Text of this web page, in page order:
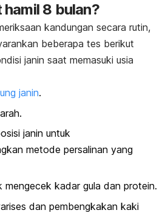
8 bulan?
kandungan secara rutin,
beberapa tes berikut
janin saat memasuki usia
janin.
janin untuk
metode persalinan yang
mengecek kadar gula dan protein.
dan pembengkakan kaki